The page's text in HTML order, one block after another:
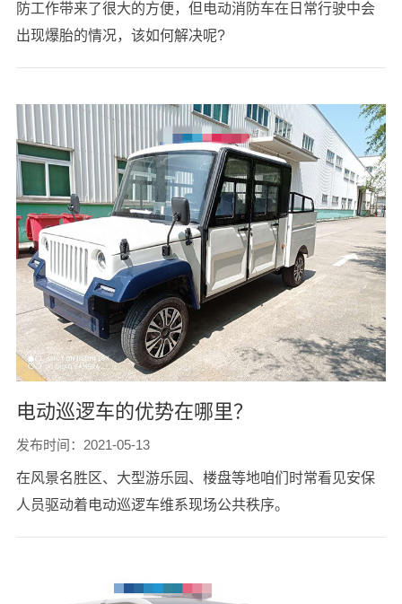
防工作带来了很大的方便，但电动消防车在日常行驶中会
出现爆胎的情况，该如何解决呢?
电动巡逻车的优势在哪里？
发布时间：2021-05-13
在风景名胜区、大型游乐园、楼盘等地咱们时常看见安保
人员驱动着电动巡逻车维系现场公共秩序。